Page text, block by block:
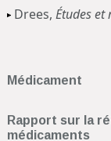
Drees, Études et
Médicament
Rapport sur la
médicaments